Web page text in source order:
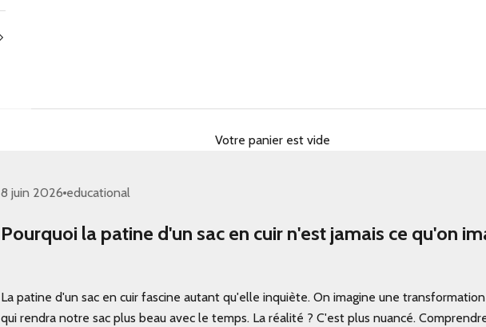
Votre panier est vide
8 juin 2026 educational
Pourquoi la patine d'un sac en cuir n'est jamais ce qu'on
La patine d'un sac en cuir fascine autant qu'elle inquiète. On imagine une
qui rendra notre sac plus beau avec le temps. La réalité ? C'est plus nuancé.